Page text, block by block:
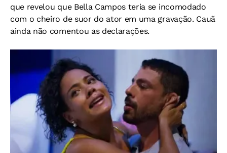
que revelou que Bella Campos teria se incomodado
com o cheiro de suor do ator em uma gravação. Cauã
ainda não comentou as declarações.